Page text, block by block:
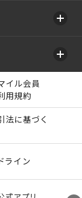
イル会員
用規約
法に基づく
ライン